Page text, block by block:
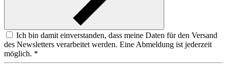
Ich bin damit einverstanden, dass meine Daten für den Versand
des Newsletters verarbeitet werden. Eine Abmeldung ist jederzeit
möglich. *